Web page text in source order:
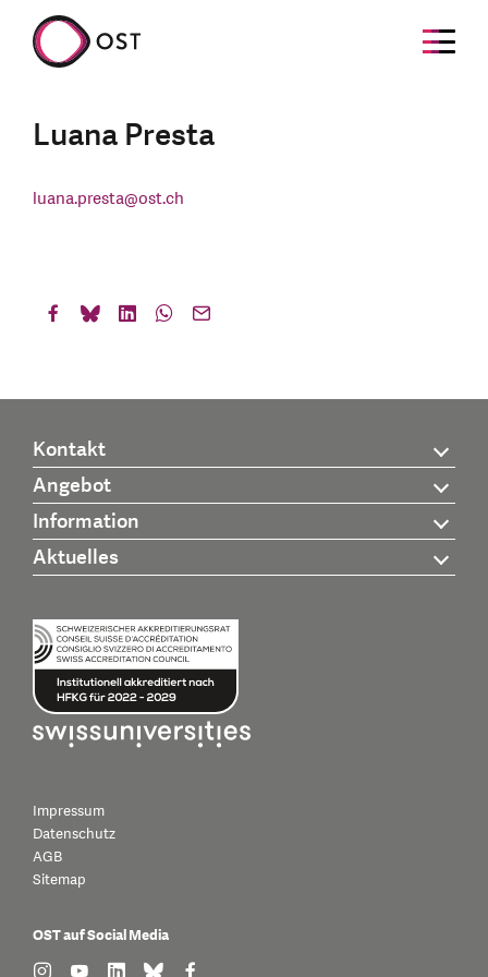
Luana Presta
luana.presta@ost.ch
Kontakt
Angebot
Information
Aktuelles
Impressum
Datenschutz
AGB
Sitemap
OST auf Social Media